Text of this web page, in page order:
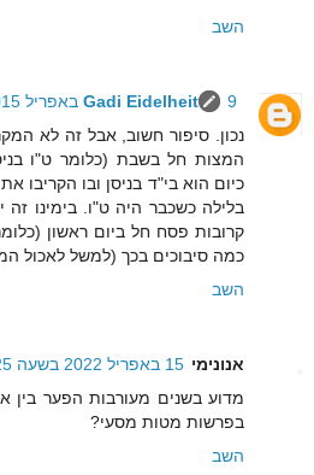
השב
Gadi Eidelheit
9 באפריל 2015 בשעה 16:04
נכון. סיפור חשוב, אבל זה לא
המצות חל בשבת (כלומר ט"ו
כיום הוא בי"ד בניסן ובו הקריבו
בלילה כשכבר היה ט"ו. בימינו זה
קרובות פסח חל ביום ראשון
כמה סיבוכים בכך (למשל לאכול
השב
אנונימי 15 באפריל 2022 בשעה 8:25
מדוע בשנים מעורבות הפער בין
בפרשות מטות מסעי?
השב